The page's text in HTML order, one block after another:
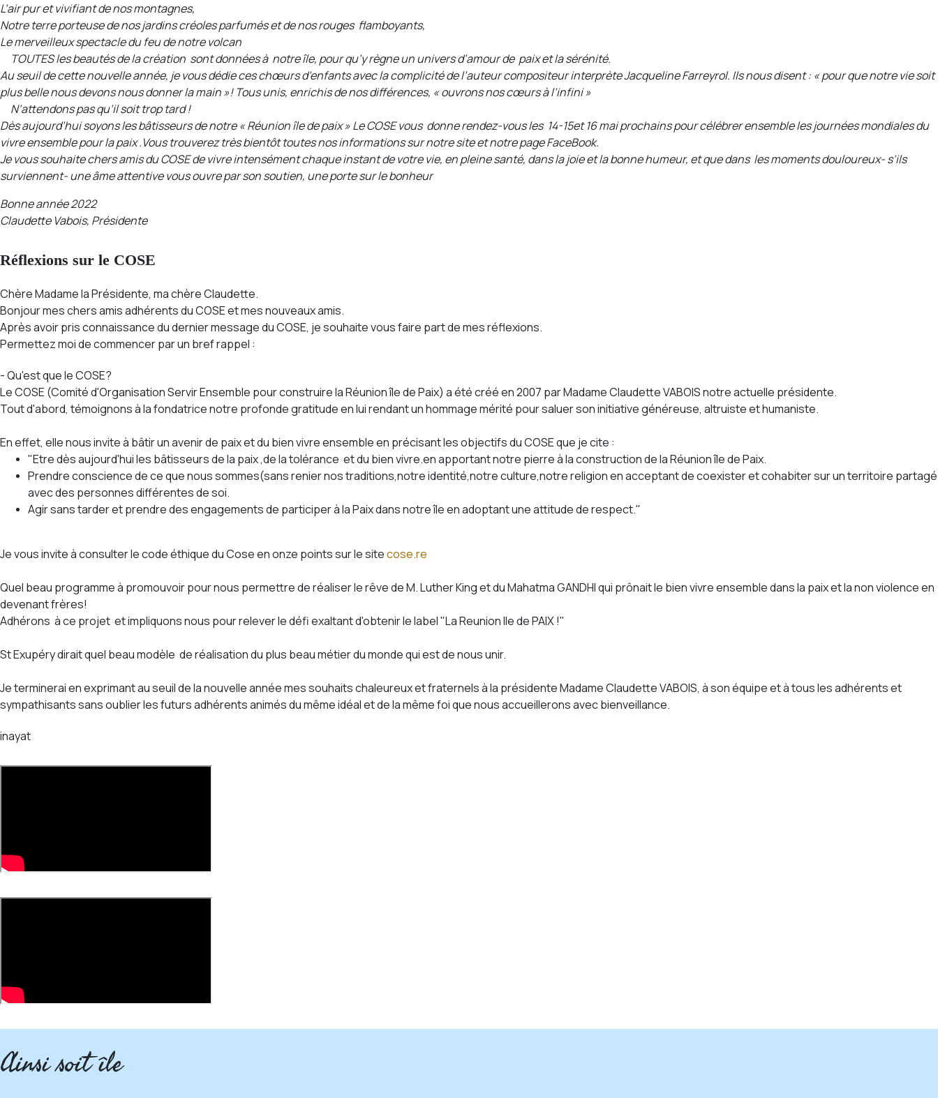
L’air pur et vivifiant de nos montagnes,
Notre terre porteuse de nos jardins créoles parfumés et de nos rouges flamboyants,
Le merveilleux spectacle du feu de notre volcan
TOUTES les beautés de la création sont données à notre île, pour qu’y règne un univers d’amour de paix et la sérénité.
Au seuil de cette nouvelle année, je vous dédie ces chœurs d’enfants avec la complicité de l’auteur compositeur interprète Jacqueline Farreyrol. Ils nous disent : « pour que notre vie soit
plus belle nous devons nous donner la main »! Tous unis, enrichis de nos différences, « ouvrons nos cœurs à l’infini »
N’attendons pas qu’il soit trop tard !
Dès aujourd’hui soyons les bâtisseurs de notre « Réunion île de paix » Le COSE vous donne rendez-vous les 14-15et 16 mai prochains pour célébrer ensemble les journées mondiales du
vivre ensemble pour la paix .Vous trouverez très bientôt toutes nos informations sur notre site et notre page FaceBook.
Je vous souhaite chers amis du COSE de vivre intensément chaque instant de votre vie, en pleine santé, dans la joie et la bonne humeur, et que dans les moments douloureux- s’ils
surviennent-une âme attentive vous ouvre par son soutien, une porte sur le bonheur
Bonne année 2022
Claudette Vabois, Présidente
Réflexions sur le COSE
Chère Madame la Présidente, ma chère Claudette.
Bonjour mes chers amis adhérents du COSE et mes nouveaux amis.
Après avoir pris connaissance du dernier message du COSE, je souhaite vous faire part de mes réflexions.
Permettez moi de commencer par un bref rappel :
- Qu'est que le COSE?
Le COSE (Comité d'Organisation Servir Ensemble pour construire la Réunion île de Paix) a été créé en 2007 par Madame Claudette VABOIS notre actuelle présidente.
Tout d'abord, témoignons à la fondatrice notre profonde gratitude en lui rendant un hommage mérité pour saluer son initiative généreuse, altruiste et humaniste.
En effet, elle nous invite à bâtir un avenir de paix et du bien vivre ensemble en précisant les objectifs du COSE que je cite :
"Etre dès aujourd'hui les bâtisseurs de la paix ,de la tolérance et du bien vivre.en apportant notre pierre à la construction de la Réunion île de Paix.
Prendre conscience de ce que nous sommes(sans renier nos traditions,notre identité,notre culture,notre religion en acceptant de coexister et cohabiter sur un territoire partagé
avec des personnes différentes de soi.
Agir sans tarder et prendre des engagements de participer à la Paix dans notre île en adoptant une attitude de respect."
Je vous invite à consulter le code éthique du Cose en onze points sur le sitecose.re
Quel beau programme à promouvoir pour nous permettre de réaliser le rêve de M. Luther King et du Mahatma GANDHI qui prônait le bien vivre ensemble dans la paix et la non violence en
devenant frères!
Adhérons à ce projet et impliquons nous pour relever le défi exaltant d'obtenir le label "La Reunion Ile de PAIX !"
St Exupéry dirait quel beau modèle de réalisation du plus beau métier du monde qui est de nous unir.
Je terminerai en exprimant au seuil de la nouvelle année mes souhaits chaleureux et fraternels à la présidente Madame Claudette VABOIS, à son équipe et à tous les adhérents et
sympathisants sans oublier les futurs adhérents animés du même idéal et de la même foi que nous accueillerons avec bienveillance.
inayat
Ainsi soit île